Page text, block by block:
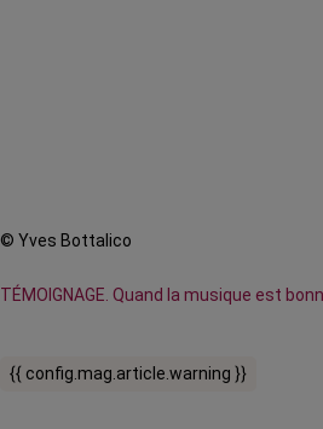
© Yves Bottalico
TÉMOIGNAGE. Quand la musique est
{{ config.mag.article.warning }}